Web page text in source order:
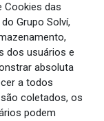
Cookies das
Grupo Solví,
dos usuários e
absoluta
a todos
coletados, os
podem